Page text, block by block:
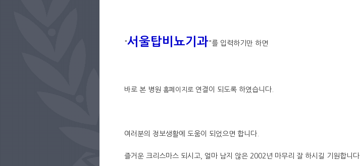
"서울탑비뇨기과"를 입력하기만 하면
바로 본 병원 홈페이지로 연결이 되도록 하였습니다.
여러분의 정보생활에 도움이 되었으면 합니다.
즐거운 크리스마스 되시고, 얼마 남지 않은 2002년 마무리 잘 하시길 기원합니다.